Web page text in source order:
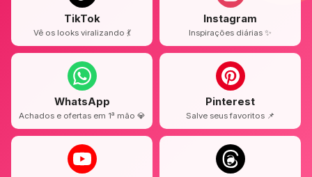
TikTok
Vê os looks viralizando 💃
Instagram
Inspirações diárias ✨
WhatsApp
Achados e ofertas em 1ª mão 💎
Pinterest
Salve seus favoritos 📌